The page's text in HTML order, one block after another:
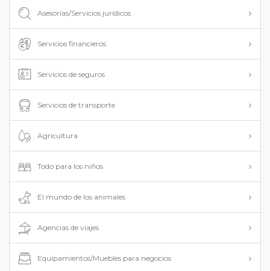
Asesorías/Servicios jurídicos
Servicios financieros
Servicios de seguros
Servicios de transporte
Agricultura
Todo para los niños
El mundo de los animales
Agencias de viajes
Equipamientos/Muebles para negocios